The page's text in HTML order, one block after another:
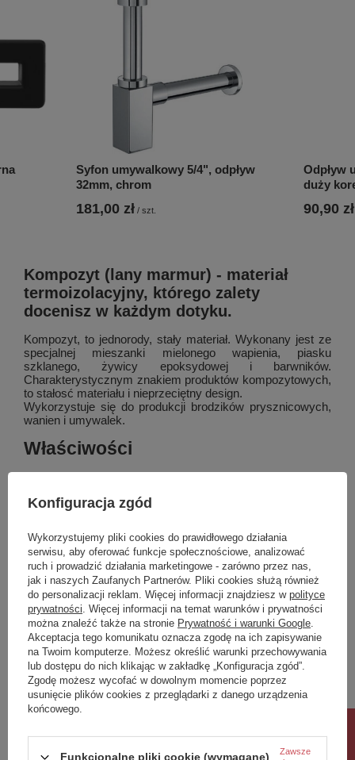
Syfon umywalkowy 5/4", odpływ
32mm, chrom
181,00 zł / szt.
Odpływ
duży
90,90 zł
Kompozyt (lany marmur) - materiał
termoizolacyjny, którego zalety
docenisz w każdym dotyku.
Kompozyt, to jednorody, stały materiał. Wykonany jest ze
specjalnej mieszanki mielonego wapienia, piasku
szklanego, żywicy epoksydowej i barwników.
Charakterystycznym znakiem produktów kompozytowych,
to stałosć materiału i nieprzeciętny design.
Wykorzystuje się do produkcji brodzików prysznicowych,
wanien i umywalek.
Właściwości
3D model
Szerokość
1000 mm
Wysokość
120 mm
Głębokość
460 mm
Kolor
Biały
Materiał
Kompozyt
Instalacja
Zawieszenie na ścianie - śruby
Typ umywalki
Umywalka
Ilość otworów na baterię1 otwór
Przelew
TAK
Kształt
Prostokątny
Waga / szt.
Opakowanie
1 szt.
EAN
8590913972485
Pokaż więcej
Marka Sapho
Podmiot odpowiedzialny za ten
produkt na terenie UE
UBC s.r.o. Więcej
Symbol AT100
najciekawsze pytania i odpowiedzi publikując
Zadaj pytanie
Konfiguracja zgód
Wykorzystujemy pliki cookies do prawidłowego działania
serwisu, aby oferować funkcje społecznościowe, analizować
ruch i prowadzić działania marketingowe - zarówno przez nas,
jak i naszych Zaufanych Partnerów. Pliki cookies służą również
do personalizacji reklam. Więcej informacji znajdziesz w polityce
prywatności . Więcej informacji na temat warunków i prywatności
można znaleźć także na stronie Prywatność i warunki Google
Akceptacja tego komunikatu oznacza zgodę na ich zapisywanie
na Twoim komputerze. Możesz określić warunki przechowywania
lub dostępu do nich klikając w zakładkę „Konfiguracja zgód”.
Zgodę możesz wycofać w dowolnym momencie poprzez
usunięcie plików cookies z przeglądarki z danego urządzenia
końcowego.
Funkcjonalne pliki cookie (wymagane)
Zawsze